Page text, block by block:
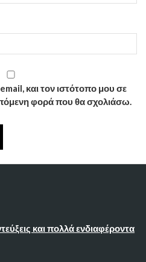
και τον ιστότοπο μου σε
φορά που θα σχολιάσω.
και πολλά ενδιαφέροντα